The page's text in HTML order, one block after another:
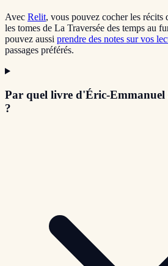
Avec Relit, vous pouvez cocher les
les tomes de La Traversée des temps au
pouvez aussi prendre des notes sur vos
passages préférés.
Par quel livre d'Éric-Emmanuel
?